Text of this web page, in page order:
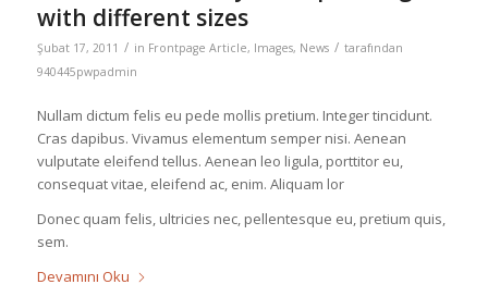
with different sizes
Şubat 17, 2011 / in Frontpage Article, Images, News / tarafından
940445pwpadmin
Nullam dictum felis eu pede mollis pretium. Integer tincidunt.
Cras dapibus. Vivamus elementum semper nisi. Aenean
vulputate eleifend tellus. Aenean leo ligula, porttitor eu,
consequat vitae, eleifend ac, enim. Aliquam lor
Donec quam felis, ultricies nec, pellentesque eu, pretium quis,
sem.
Devamını Oku